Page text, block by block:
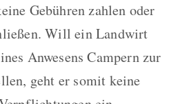
Gebühren zahlen oder
Will ein Landwirt
Anwesens Campern zur
geht er somit keine